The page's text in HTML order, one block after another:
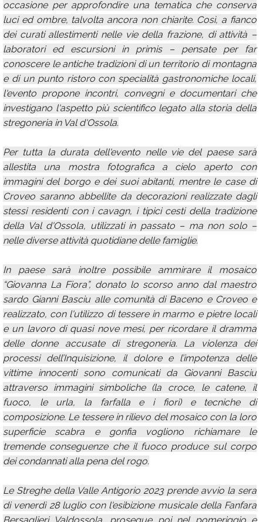
occasione per approfondire una tematica che conserva
luci ed ombre, talvolta ancora non chiarite. Così, a fianco
dei curati allestimenti nelle vie della frazione, di attività –
laboratori ed escursioni in primis – pensate per far
conoscere le antiche tradizioni di un territorio di montagna
e di un punto ristoro con specialità gastronomiche locali,
l'evento propone incontri, convegni e documentari che
investigano l'aspetto più scientifico legato alla storia della
stregoneria in Val d'Ossola.
Per tutta la durata dell'evento nelle vie del paese sarà
allestita una mostra fotografica a cielo aperto con
immagini del borgo e dei suoi abitanti, mentre le case di
Croveo saranno abbellite da decorazioni realizzate dagli
stessi residenti con i cavagn, i tipici cesti della tradizione
della Val d'Ossola, utilizzati in passato – ma non solo –
nelle diverse attività quotidiane delle famiglie.
In paese sarà inoltre possibile ammirare il mosaico
“Giovanna La Fiora”, donato lo scorso anno dal maestro
sardo Gianni Basciu alle comunità di Baceno e Croveo e
realizzato, con l'utilizzo di tessere in marmo e pietre locali
e un lavoro di quasi nove mesi, per ricordare il dramma
delle donne accusate di stregoneria. La violenza dei
processi dell’Inquisizione, il dolore e l’impotenza delle
vittime innocenti sono comunicati da Giovanni Basciu
attraverso immagini simboliche (la croce, le catene, il
fuoco, le urla, la farfalla e i fiori) e tecniche di
composizione. Le tessere in rilievo del mosaico con la loro
superficie scabra e gonfia vogliono richiamare le
tremende conseguenze che il fuoco produce sul corpo
dei condannati alla pena del rogo.
Le Streghe della Valle Antigorio 2023 prende avvio la sera
di venerdì 28 luglio con l'esibizione musicale della Fanfara